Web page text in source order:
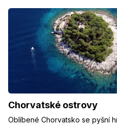
Chorvatské ostrovy
Oblíbené Chorvatsko se pyšní